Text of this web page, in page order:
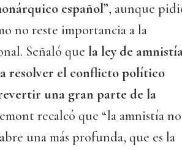
español”, aunque
no reste importancia a la
Señaló que la ley de
resolver el conflicto político
una gran parte de la
recalcó que “la amnistía no
una más profunda, que es la